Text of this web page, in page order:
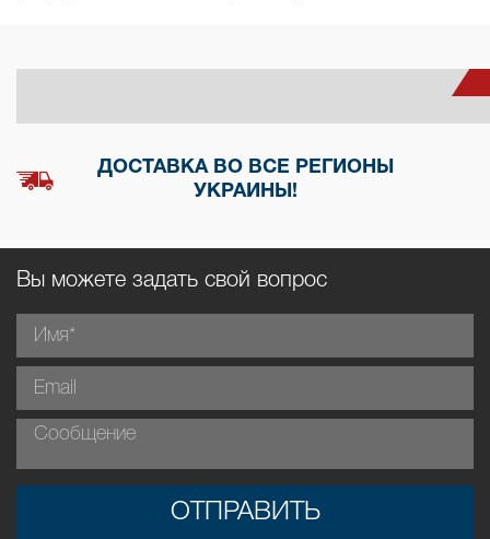
ДОСТАВКА ВО ВСЕ РЕГИОНЫ
УКРАИНЫ!
Вы можете задать свой вопрос
ОТПРАВИТЬ